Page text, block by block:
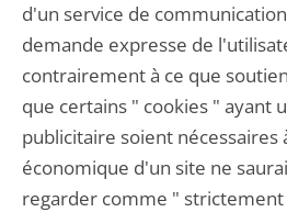
d'un service de
demande expresse de
contrairement à ce que
que certains " cookies " ayant
publicitaire soient nécessaires
économique d'un site ne
regarder comme " strictement